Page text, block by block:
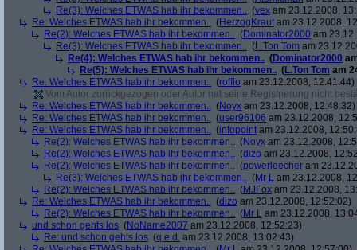
Re(3): Welches ETWAS hab ihr bekommen.. (vex am 23.12.2008,
Re: Welches ETWAS hab ihr bekommen.. (HerzogKraut am 23.12.2008,
Re(2): Welches ETWAS hab ihr bekommen.. (Dominator2000 am
Re(3): Welches ETWAS hab ihr bekommen.. (L.Ton Tom am
Re(4): Welches ETWAS hab ihr bekommen.. (Dominator2000
Re(5): Welches ETWAS hab ihr bekommen.. (L.Ton Tom am
Re: Welches ETWAS hab ihr bekommen.. (rofflo am 23.12.2008, 12:41:44)
Vom Autor zurückgezogen oder Autor hat seine Registrierung nicht
Re: Welches ETWAS hab ihr bekommen.. (Noyx am 23.12.2008, 12:48:32)
Re: Welches ETWAS hab ihr bekommen.. (user96106 am 23.12.2008,
Re: Welches ETWAS hab ihr bekommen.. (infopoint am 23.12.2008,
Re(2): Welches ETWAS hab ihr bekommen.. (Noyx am 23.12.2008,
Re(2): Welches ETWAS hab ihr bekommen.. (dizo am 23.12.2008,
Re(2): Welches ETWAS hab ihr bekommen.. (powerleecher am
Re(3): Welches ETWAS hab ihr bekommen.. (Mr L am 23.12.2008,
Re(2): Welches ETWAS hab ihr bekommen.. (MJFox am 23.12.2008,
Re: Welches ETWAS hab ihr bekommen.. (dizo am 23.12.2008, 12:52:02)
Re(2): Welches ETWAS hab ihr bekommen.. (Mr L am 23.12.2008,
und schon gehts los (NoName2007 am 23.12.2008, 12:52:23)
Re: und schon gehts los (q.e.d. am 23.12.2008, 13:02:43)